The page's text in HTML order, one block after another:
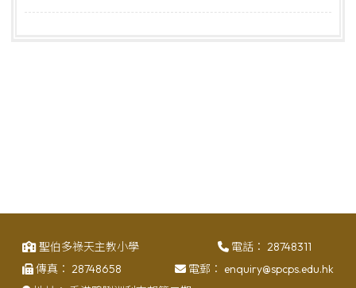
聖伯多祿天主教小學 電話： 28748311
傳真： 28748658 電郵： enquiry@spcps.edu.hk